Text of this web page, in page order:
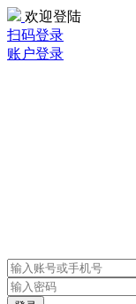
欢迎登陆
扫码登录
账户登录